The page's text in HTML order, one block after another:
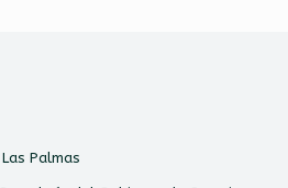
Palmas